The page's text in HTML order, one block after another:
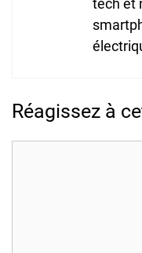
tech et
Réagissez à